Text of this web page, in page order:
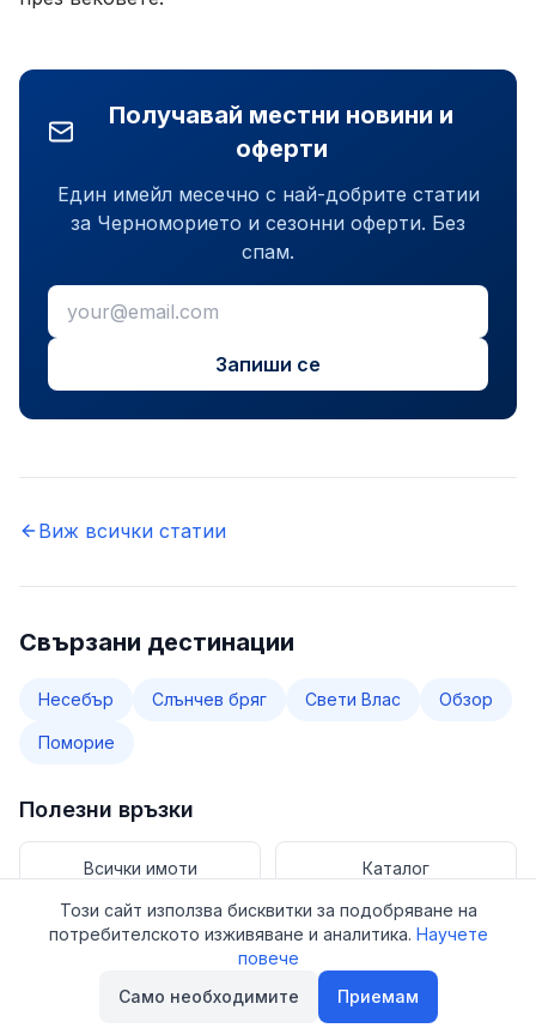
Получавай местни новини и
оферти
Един имейл месечно с най-добрите статии
за Черноморието и сезонни оферти. Без
спам.
Запиши се
Виж всички статии
Свързани дестинации
Несебър Слънчев бряг Свети Влас Обзор
Поморие
Полезни връзки
Всички имоти Каталог
Имоти за продажба
Този сайт използва бисквитки за подобряване на
потребителското изживяване и аналитика. Научете
повече
Само необходимите
Приемам